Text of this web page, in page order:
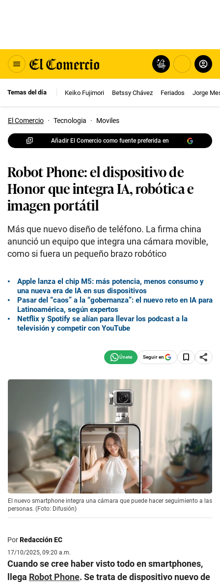
Temas del día Keiko Fujimori Betssy Chávez Feriados Jorge
El Comercio · Tecnologia · Moviles
Añadir El Comercio como fuente preferida en
Robot Phone: el dispositivo de
Honor que integra IA, robótica e
imagen portátil
Más que nuevo diseño de teléfono. La firma china
anunció un equipo que integra una cámara movible,
como si fuera un pequeño brazo robótico
Apple lanza el chip M5: más potencia, menos consumo y
una nueva era de IA en sus dispositivos
Pasar del “caos” a la “gobernanza”: el nuevo reto en IA para
Latinoamérica, según expertos
Netflix y Spotify se alían para llevar los podcast a la
televisión y competir con YouTube
Seguir en
El nuevo smartphone integra una cámara que puede hacer seguimiento a las
personas. (Foto: Difusión)
PorRedacción EC
17/10/2025, 09:20 a.m.
Cuando se cree haber visto todo en smartphones,
llega Robot Phone. Se trata de dispositivo nuevo de